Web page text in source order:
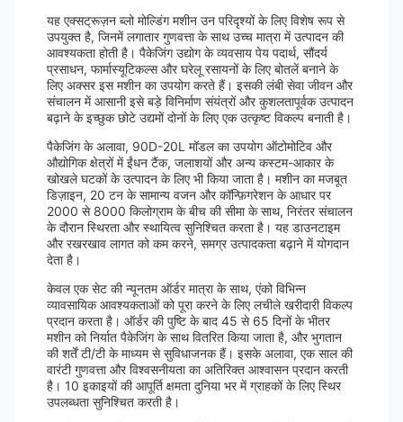
यह एक्सट्रूज़न ब्लो मोल्डिंग मशीन उन परिदृश्यों के लिए विशेष रूप से
उपयुक्त है, जिनमें लगातार गुणवत्ता के साथ उच्च मात्रा में उत्पादन की
आवश्यकता होती है। पैकेजिंग उद्योग के व्यवसाय पेय पदार्थ, सौंदर्य
प्रसाधन, फार्मास्यूटिकल्स और घरेलू रसायनों के लिए बोतलें बनाने के
लिए अक्सर इस मशीन का उपयोग करते हैं। इसकी लंबी सेवा जीवन और
संचालन में आसानी इसे बड़े विनिर्माण संयंत्रों और कुशलतापूर्वक उत्पादन
बढ़ाने के इच्छुक छोटे उद्यमों दोनों के लिए एक उत्कृष्ट विकल्प बनाती है।
पैकेजिंग के अलावा, 90D-20L मॉडल का उपयोग ऑटोमोटिव और
औद्योगिक क्षेत्रों में ईंधन टैंक, जलाशयों और अन्य कस्टम-आकार के
खोखले घटकों के उत्पादन के लिए भी किया जाता है। मशीन का मजबूत
डिज़ाइन, 20 टन के सामान्य वजन और कॉन्फ़िगरेशन के आधार पर
2000 से 8000 किलोग्राम के बीच की सीमा के साथ, निरंतर संचालन
के दौरान स्थिरता और स्थायित्व सुनिश्चित करता है। यह डाउनटाइम
और रखरखाव लागत को कम करने, समग्र उत्पादकता बढ़ाने में योगदान
देता है।
केवल एक सेट की न्यूनतम ऑर्डर मात्रा के साथ, एंको विभिन्न
व्यावसायिक आवश्यकताओं को पूरा करने के लिए लचीले खरीदारी विकल्प
प्रदान करता है। ऑर्डर की पुष्टि के बाद 45 से 65 दिनों के भीतर
मशीन को निर्यात पैकेजिंग के साथ वितरित किया जाता है, और भुगतान
की शर्तें टी/टी के माध्यम से सुविधाजनक हैं। इसके अलावा, एक साल की
वारंटी गुणवत्ता और विश्वसनीयता का अतिरिक्त आश्वासन प्रदान करती
है। 10 इकाइयों की आपूर्ति क्षमता दुनिया भर में ग्राहकों के लिए स्थिर
उपलब्धता सुनिश्चित करती है।